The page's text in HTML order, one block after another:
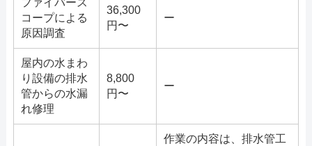
ファイバース
コープによる
原因調査
36,300
円〜
ー
屋内の水まわ
り設備の排水
管からの水漏
れ修理
8,800
円〜
ー
作業の内容は、排水管工